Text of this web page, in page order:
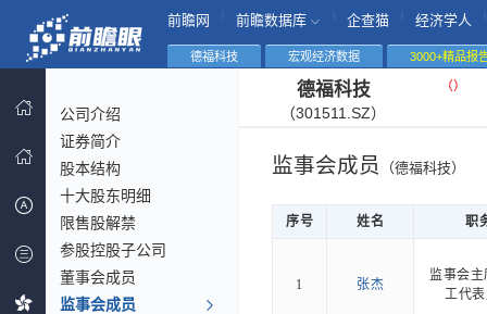
前瞻网 前瞻数据库 企查猫 经济学人
德福科技 宏观经济数据 3000+精品报
公司介绍
证券简介
股本结构
十大股东明细
限售股解禁
参股控股子公司
董事会成员
监事会成员
德福科技
（301511.SZ）
（）
监事会成员 （德福科技）
序号 姓名 职
1 张杰
监事会
工代